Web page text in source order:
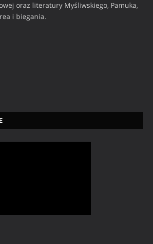
oraz literatury Myśliwskiego, Pamuka,
i biegania.